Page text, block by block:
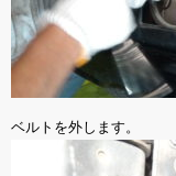
ベルトを外します。